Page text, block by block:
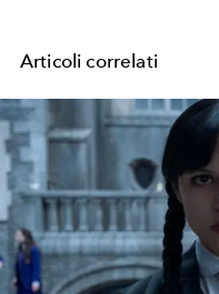
Articoli correlati